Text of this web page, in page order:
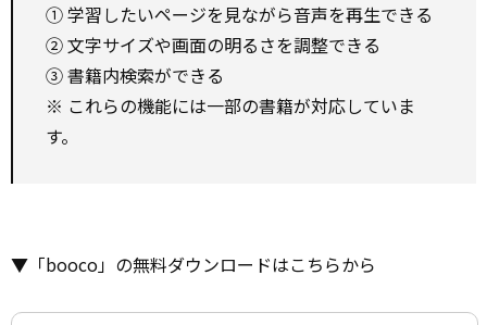
① 学習したいページを見ながら音声を再生できる
② 文字サイズや画面の明るさを調整できる
③ 書籍内検索ができる
※ これらの機能には一部の書籍が対応していま
す。
▼「booco」の無料ダウンロードはこちらから